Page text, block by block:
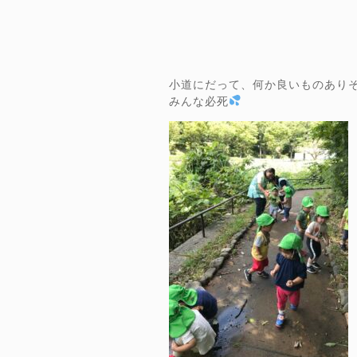
小道にだって、何か良いものあり
みんな必死